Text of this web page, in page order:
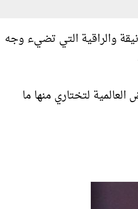
والراقية التي تضيء وجه
العالمية لتختاري منها ما